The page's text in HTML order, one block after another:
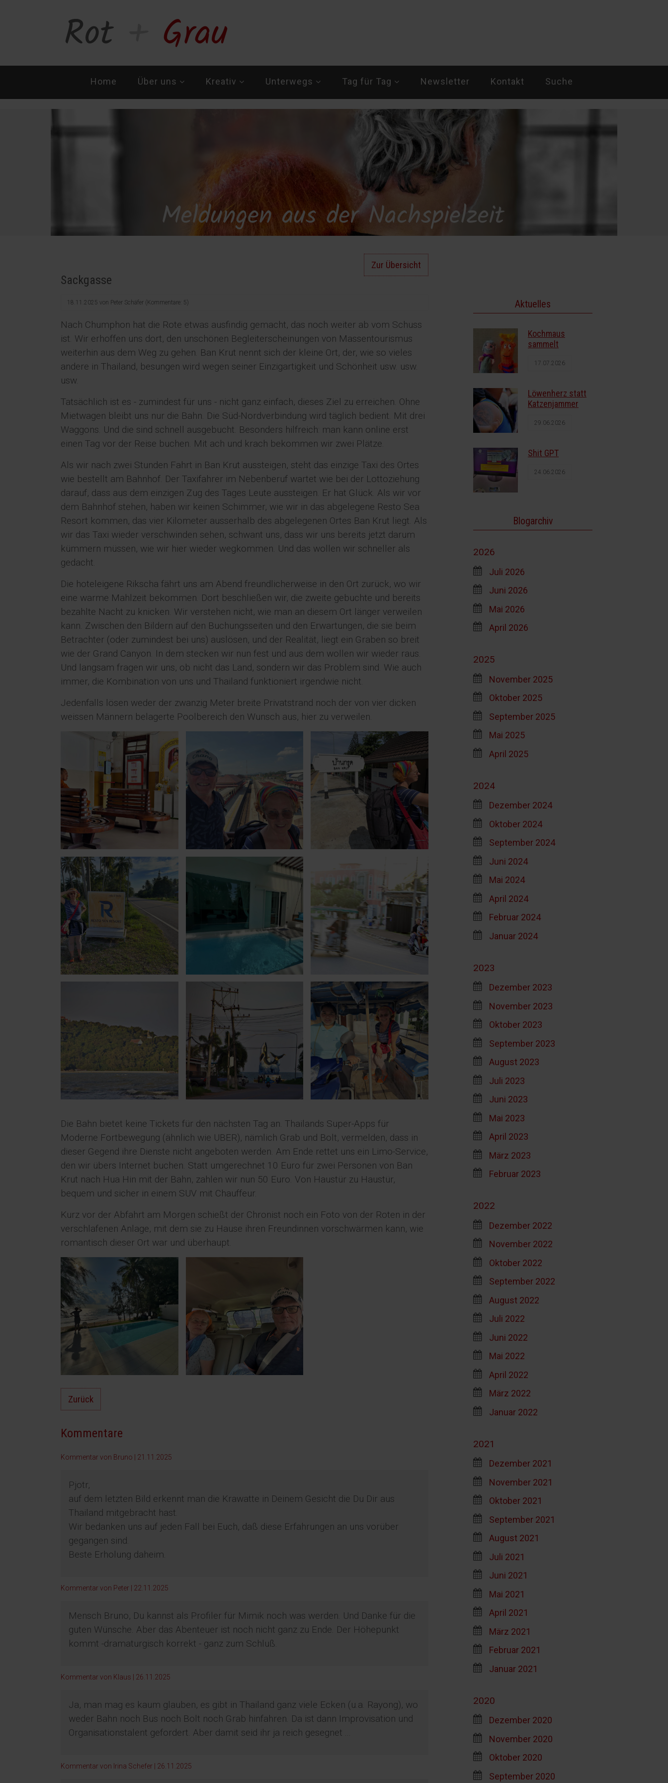
Navigation
Home Über uns Kreativ Unterwegs Tag für Tag Newsletter Kontakt Suche
Zur Übersicht
Sackgasse
18.11.2025 von Peter Schäfer (Kommentare: 5)
Nach Chumphon hat die Rote etwas ausfindig gemacht, das noch weiter ab vom Schuss
ist. Wir erhoffen uns dort, den unschönen Begleiterscheinungen von Massentourismus
weiterhin aus dem Weg zu gehen. Ban Krut nennt sich der kleine Ort, der, wie so vieles
andere in Thailand, besungen wird wegen seiner Einzigartigkeit und Schönheit usw. usw.
usw.
Tatsächlich ist es - zumindest für uns - nicht ganz einfach, dieses Ziel zu erreichen. Ohne
Mietwagen bleibt uns nur die Bahn. Die Süd-Nordverbindung wird täglich bedient. Mit drei
Waggons. Und die sind schnell ausgebucht. Besonders hilfreich: man kann online erst
einen Tag vor der Reise buchen. Mit ach und krach bekommen wir zwei Plätze.
Als wir nach zwei Stunden Fahrt in Ban Krut aussteigen, steht das einzige Taxi des Ortes
wie bestellt am Bahnhof. Der Taxifahrer im Nebenberuf wartet wie bei der Lottoziehung
darauf, dass aus dem einzigen Zug des Tages Leute aussteigen. Er hat Glück. Als wir vor
dem Bahnhof stehen, haben wir keinen Schimmer, wie wir in das abgelegene Resto Sea
Resort kommen, das vier Kilometer ausserhalb des abgelegenen Ortes Ban Krut liegt. Als
wir das Taxi wieder verschwinden sehen, schwant uns, dass wir uns bereits jetzt darum
kümmern müssen, wie wir hier wieder wegkommen. Und das wollen wir schneller als
gedacht.
Die hoteleigene Rikscha fährt uns am Abend freundlicherweise in den Ort zurück, wo wir
eine warme Mahlzeit bekommen. Dort beschließen wir, die zweite gebuchte und bereits
bezahlte Nacht zu knicken. Wir verstehen nicht, wie man an diesem Ort länger verweilen
kann. Zwischen den Bildern auf den Buchungsseiten und den Erwartungen, die sie beim
Betrachter (oder zumindest bei uns) auslösen, und der Realität, liegt ein Graben so breit
wie der Grand Canyon. In dem stecken wir nun fest und aus dem wollen wir wieder raus.
Und langsam fragen wir uns, ob nicht das Land, sondern wir das Problem sind. Wie auch
immer, die Kombination von uns und Thailand funktioniert irgendwie nicht.
Jedenfalls lösen weder der zwanzig Meter breite Privatstrand noch der von vier dicken
weissen Männern belagerte Poolbereich den Wunsch aus, hier zu verweilen.
Die Bahn bietet keine Tickets für den nächsten Tag an. Thailands Super-Apps für
Moderne Fortbewegung (ähnlich wie UBER), nämlich Grab und Bolt, vermelden, dass in
dieser Gegend ihre Dienste nicht angeboten werden. Am Ende rettet uns ein Limo-Service,
den wir übers Internet buchen. Statt umgerechnet 10 Euro für zwei Personen von Ban
Krut nach Hua Hin mit der Bahn, zahlen wir nun 50 Euro. Von Haustür zu Haustür,
bequem und sicher in einem SUV mit Chauffeur.
Kurz vor der Abfahrt am Morgen schießt der Chronist noch ein Foto von der Roten in der
verschlafenen Anlage, mit dem sie zu Hause ihren Freundinnen vorschwärmen kann, wie
romantisch dieser Ort war und überhaupt.
Zurück
Kommentare
Kommentar von Bruno | 21.11.2025
Pjotr,
auf dem letzten Bild erkennt man die Krawatte in Deinem Gesicht die Du Dir aus
Thailand mitgebracht hast.
Wir bedanken uns auf jeden Fall bei Euch, daß diese Erfahrungen an uns vorüber
gegangen sind.
Beste Erholung daheim.
Kommentar von Peter | 22.11.2025
Mensch Bruno, Du kannst als Profiler für Mimik noch was werden. Und Danke für die
guten Wünsche. Aber das Abenteuer ist noch nicht ganz zu Ende. Der Höhepunkt
kommt -dramaturgisch korrekt - ganz zum Schluß.
Kommentar von Klaus | 26.11.2025
Ja, man mag es kaum glauben, es gibt in Thailand ganz viele Ecken (u.a. Rayong), wo
weder Bahn noch Bus noch Bolt noch Grab hinfahren. Da ist dann Improvisation und
Organisationstalent gefordert. Aber damit seid ihr ja reich gesegnet ...
Kommentar von Irina Schefer | 26.11.2025
Aktuelles
Kochmaus
sammelt
17.07.2026
Löwenherz statt
Katzenjammer
29.06.2026
Shit GPT
24.06.2026
Blogarchiv
2026
Juli 2026
Juni 2026
Mai 2026
April 2026
2025
November 2025
Oktober 2025
September 2025
Mai 2025
April 2025
2024
Dezember 2024
Oktober 2024
September 2024
Juni 2024
Mai 2024
April 2024
Februar 2024
Januar 2024
2023
Dezember 2023
November 2023
Oktober 2023
September 2023
August 2023
Juli 2023
Juni 2023
Mai 2023
April 2023
März 2023
Februar 2023
2022
Dezember 2022
November 2022
Oktober 2022
September 2022
August 2022
Juli 2022
Juni 2022
Mai 2022
April 2022
März 2022
Januar 2022
2021
Dezember 2021
November 2021
Oktober 2021
September 2021
August 2021
Juli 2021
Juni 2021
Mai 2021
April 2021
März 2021
Februar 2021
Januar 2021
2020
Dezember 2020
November 2020
Oktober 2020
September 2020